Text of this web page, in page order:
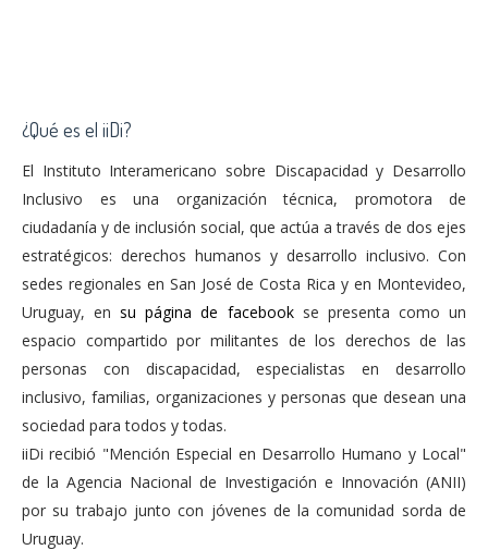
¿Qué es el iiDi?
El Instituto Interamericano sobre Discapacidad y Desarrollo
Inclusivo es una organización técnica, promotora de
ciudadanía y de inclusión social, que actúa a través de dos ejes
estratégicos: derechos humanos y desarrollo inclusivo. Con
sedes regionales en San José de Costa Rica y en Montevideo,
Uruguay, ensu página de facebookse presenta como un
espacio compartido por militantes de los derechos de las
personas con discapacidad, especialistas en desarrollo
inclusivo, familias, organizaciones y personas que desean una
sociedad para todos y todas.
iiDi recibió "Mención Especial en Desarrollo Humano y Local"
de la Agencia Nacional de Investigación e Innovación (ANII)
por su trabajo junto con jóvenes de la comunidad sorda de
Uruguay.